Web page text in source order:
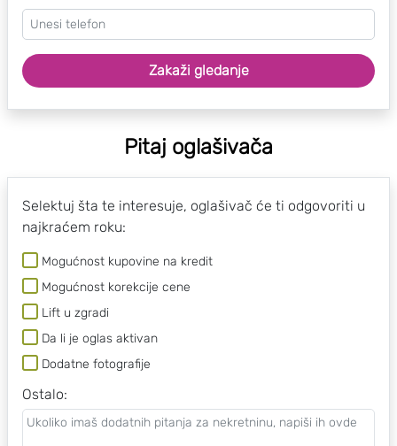
Zakaži gledanje
Pitaj oglašivača
Selektuj šta te interesuje, oglašivač će ti odgovoriti u
najkraćem roku:
Mogućnost kupovine na kredit
Mogućnost korekcije cene
Lift u zgradi
Da li je oglas aktivan
Dodatne fotografije
Ostalo: